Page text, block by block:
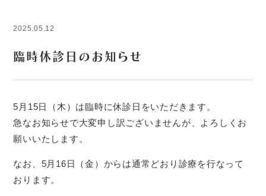
2025.05.12
臨時休診日のお知らせ
5月15日（木）は臨時に休診日をいただきます。
急なお知らせで大変申し訳ございませんが、よろしくお
願いいたします。
なお、5月16日（金）からは通常どおり診療を行なって
おります。